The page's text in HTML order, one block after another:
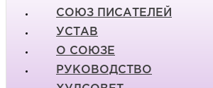
СОЮЗ ПИСАТЕЛЕЙ
УСТАВ
О СОЮЗЕ
РУКОВОДСТВО